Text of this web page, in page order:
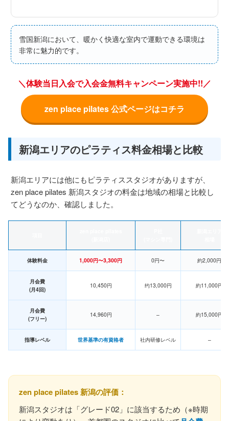
雪国新潟において、暖かく快適な室内で運動できる環境は
非常に魅力的です。
＼体験当日入会で入会金無料キャンペーン実施中!!／
zen place pilates 公式ページはコチラ
新潟エリアのピラティス料金相場と比較
新潟エリアには他にもピラティススタジオがありますが、
zen place pilates 新潟スタジオの料金は地域の相場と比較し
てどうなのか、確認しました。
体験料金 1,000円〜3,300円 0円〜 約2,000円
月会費
(月4回)
10,450円 约13,000円 約11,000円
月会費
(フリー)
14,960円 – 約15,000円
指導レベル 世界基準の有資格者 社内研修レベル –
zen place pilates 新潟の評価：
新潟スタジオは「グレード02」に該当するため（※時期